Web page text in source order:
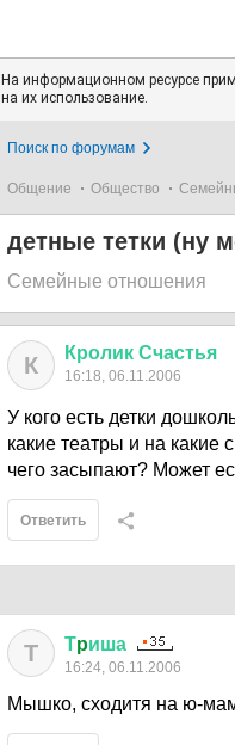
На информационном ресурсе
на их использование.
Поиск по форумам
Общение Общество
детные тетки (ну
Семейные отношения
К Кролик Счастья
16:18, 06.11.2006
У кого есть детки
какие театры и на какие
чего засыпают? Может
Ответить
Т Тpиша
16:24, 06.11.2006
Мышко, сходитя на ю-